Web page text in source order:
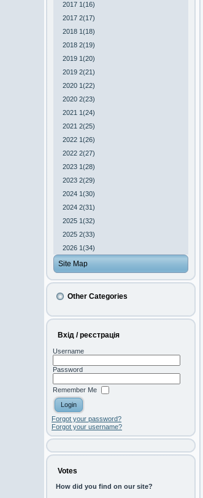
2017 1(16)
2017 2(17)
2018 1(18)
2018 2(19)
2019 1(20)
2019 2(21)
2020 1(22)
2020 2(23)
2021 1(24)
2021 2(25)
2022 1(26)
2022 2(27)
2023 1(28)
2023 2(29)
2024 1(30)
2024 2(31)
2025 1(32)
2025 2(33)
2026 1(34)
Site Map
Other Categories
Вхід / реєстрація
Username
Password
Remember Me
Forgot your password?
Forgot your username?
Votes
How did you find on our site?